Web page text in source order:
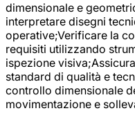
dimensionale e
interpretare disegni
operative;Verificare la
requisiti utilizzando
ispezione
standard di qualità e
controllo dimensionale
movimentazione e